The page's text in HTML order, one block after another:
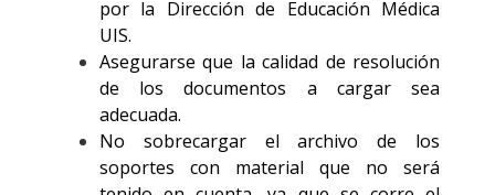
por la Dirección de Educación Médica
UIS.
Asegurarse que la calidad de resolución
de los documentos a cargar sea
adecuada.
No sobrecargar el archivo de los
soportes con material que no será